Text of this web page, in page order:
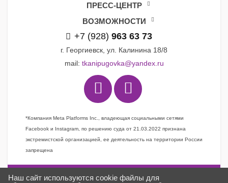
ПРЕСС-ЦЕНТР
ВОЗМОЖНОСТИ
+7 (928) 963 63 73
г. Георгиевск, ул. Калинина 18/8
mail: tkanipugovka@yandex.ru
*Компания Meta Platforms Inc., владеющая социальными сетями
Facebook и Instagram, по решению суда от 21.03.2022 признана
экстремистской организацией, ее деятельность на территории России
запрещена
Задать вопрос
Наш сайт используются cookie файлы для